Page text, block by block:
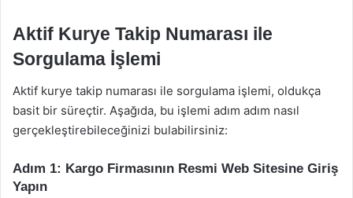
Aktif Kurye Takip Numarası ile
Sorgulama İşlemi
Aktif kurye takip numarası ile sorgulama işlemi, oldukça
basit bir süreçtir. Aşağıda, bu işlemi adım adım nasıl
gerçekleştirebileceğinizi bulabilirsiniz:
Adım 1: Kargo Firmasının Resmi Web Sitesine Giriş
Yapın